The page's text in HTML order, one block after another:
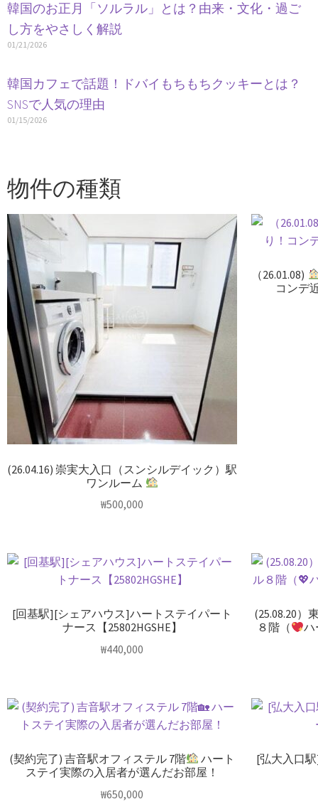
韓国のお正月「ソルラル」とは？由来・文化・過ご
し方をやさしく解説
01/21/2026
韓国カフェで話題！ドバイもちもちクッキーとは？
SNSで人気の理由
01/15/2026
物件の種類
(26.04.16) 崇実大入口（スンシルデイック）駅
ワンルーム
₩500,000
（26.01.08)
コンデ
[回基駅][シェアハウス]ハートステイパート
ナース【25802HGSHE】
₩440,000
(25.08.20）
８階（
ハ
(契約完了) 吉音駅オフィステル 7階
ハート
ステイ実際の入居者が選んだお部屋！
₩650,000
[弘大入口